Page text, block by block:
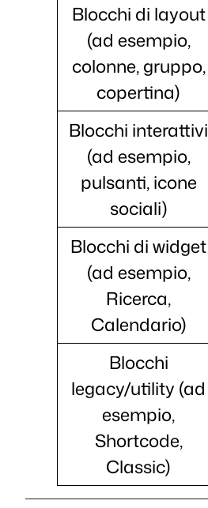
Blocchi di layout
(ad esempio,
colonne, gruppo,
copertina)
Blocchi interattivi
(ad esempio,
pulsanti, icone
sociali)
Blocchi di widget
(ad esempio,
Ricerca,
Calendario)
Blocchi
legacy/utility (ad
esempio,
Shortcode,
Classic)